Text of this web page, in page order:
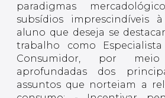
paradigmas
subsídios imprescindíveis
aluno que deseja se
trabalho como
Consumidor, por
aprofundadas dos
assuntos que norteiam a